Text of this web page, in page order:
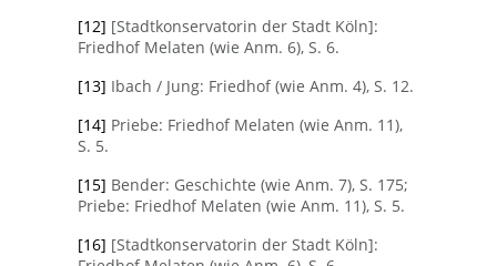
[12] [Stadtkonservatorin der Stadt Köln]:
Friedhof Melaten (wie Anm. 6), S. 6.
[13] Ibach / Jung: Friedhof (wie Anm. 4), S. 12.
[14] Priebe: Friedhof Melaten (wie Anm. 11),
S. 5.
[15] Bender: Geschichte (wie Anm. 7), S. 175;
Priebe: Friedhof Melaten (wie Anm. 11), S. 5.
[16] [Stadtkonservatorin der Stadt Köln]: